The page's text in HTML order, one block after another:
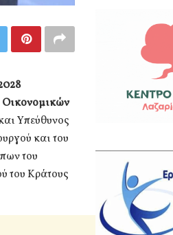
Οικονομικών
Υπεύθυνος
και του
του
του Κράτους